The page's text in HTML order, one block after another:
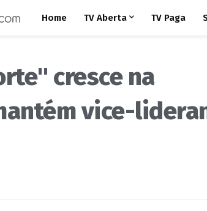
Home TV Aberta TV Paga
cresce na
vice-